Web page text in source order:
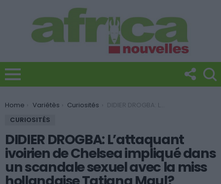
You are here:
Home Variétès Curiosités
DIDIER DROGBA: L’attaquant ivoirien de Chelsea impliqué dans un scandale sexuel avec la miss hollandaise Tatjana Maul?
CURIOSITÉS
DIDIER DROGBA: L’attaquant
ivoirien de Chelsea impliqué dans
un scandale sexuel avec la miss